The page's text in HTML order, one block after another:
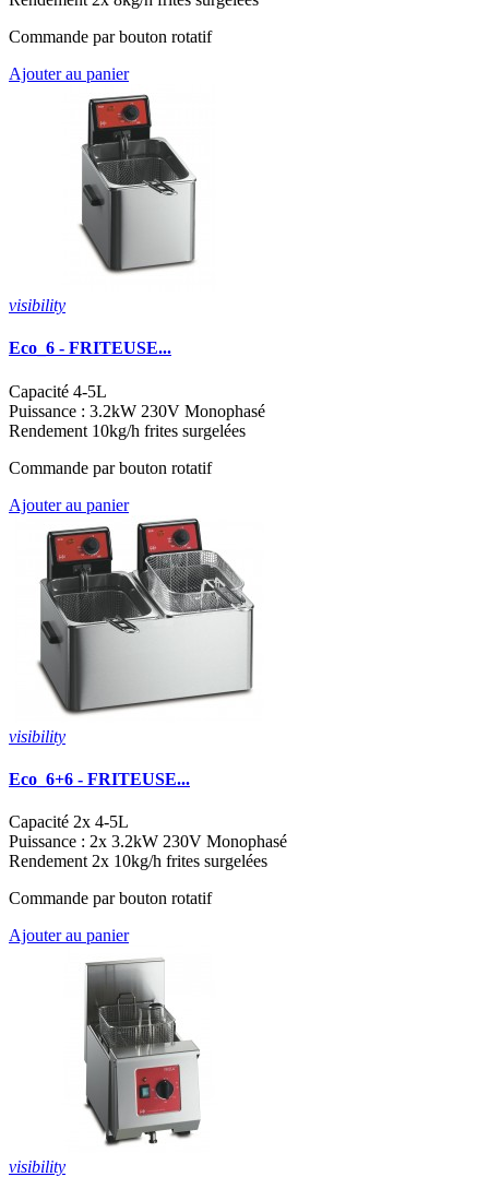
Commande par bouton rotatif
Ajouter au panier
visibility
Eco_6 - FRITEUSE...
Capacité 4-5L
Puissance : 3.2kW 230V Monophasé
Rendement 10kg/h frites surgelées
Commande par bouton rotatif
Ajouter au panier
visibility
Eco_6+6 - FRITEUSE...
Capacité 2x 4-5L
Puissance : 2x 3.2kW 230V Monophasé
Rendement 2x 10kg/h frites surgelées
Commande par bouton rotatif
Ajouter au panier
visibility